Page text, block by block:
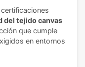
del tejido canvas
que cumple
en entornos